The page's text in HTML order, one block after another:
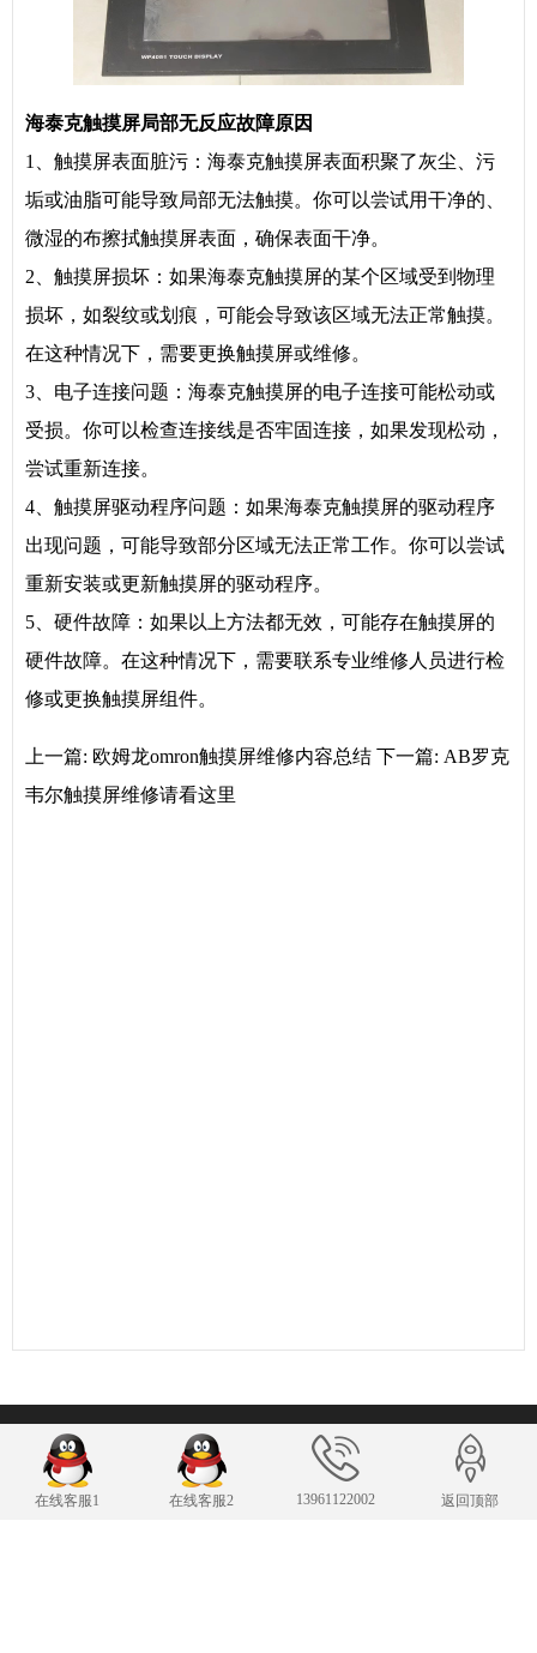
海泰克触摸屏局部无反应故障原因
1、触摸屏表面脏污：海泰克触摸屏表面积聚了灰尘、污
垢或油脂可能导致局部无法触摸。你可以尝试用干净的、
微湿的布擦拭触摸屏表面，确保表面干净。
2、触摸屏损坏：如果海泰克触摸屏的某个区域受到物理
损坏，如裂纹或划痕，可能会导致该区域无法正常触摸。
在这种情况下，需要更换触摸屏或维修。
3、电子连接问题：海泰克触摸屏的电子连接可能松动或
受损。你可以检查连接线是否牢固连接，如果发现松动，
尝试重新连接。
4、触摸屏驱动程序问题：如果海泰克触摸屏的驱动程序
出现问题，可能导致部分区域无法正常工作。你可以尝试
重新安装或更新触摸屏的驱动程序。
5、硬件故障：如果以上方法都无效，可能存在触摸屏的
硬件故障。在这种情况下，需要联系专业维修人员进行检
修或更换触摸屏组件。
上一篇: 欧姆龙omron触摸屏维修内容总结 下一篇: AB罗克
韦尔触摸屏维修请看这里
联系我们
在线客服1 在线客服2 13961122002 返回顶部